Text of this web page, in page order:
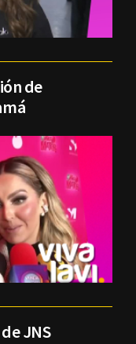
de
JNS